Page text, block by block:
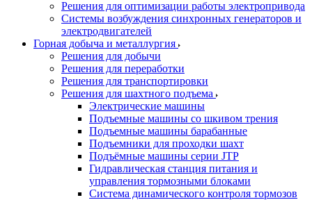
Решения для оптимизации работы электропривода
Системы возбуждения синхронных генераторов и
электродвигателей
Горная добыча и металлургия
Решения для добычи
Решения для переработки
Решения для транспортировки
Решения для шахтного подъема
Электрические машины
Подъемные машины со шкивом трения
Подъемные машины барабанные
Подъемники для проходки шахт
Подъёмные машины серии JTP
Гидравлическая станция питания и
управления тормозными блоками
Система динамического контроля тормозов